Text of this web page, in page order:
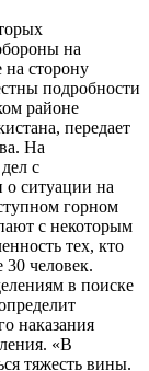
на
на сторону
подробности
районе
передает
На
с
о ситуации на
горном
с некоторым
тех, кто
человек.
в поиске
наказания
«В
тяжесть вины.